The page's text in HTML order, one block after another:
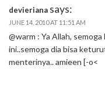
devieriana says:
JUNE 14, 2010 AT 11:51 AM
@warm : Ya Allah,
ini..semoga dia bisa
menterinya.. amieen [-o<